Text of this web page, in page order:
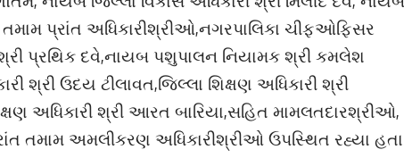
તમામ પ્રાંત અધિકારીશ્રીઓ,નગરપાલિકા ચીફઓફિસર
પ્રથિક દવે,નાયબ પશુપાલન નિયામક શ્રી કમલેશ
શ્રી ઉદય ટીલાવત,જિલ્લા શિક્ષણ અધિકારી શ્રી
અધિકારી શ્રી આરત બારિયા,સહિત મામલતદારશ્રીઓ,
તમામ અમલીકરણ અધિકારીશ્રીઓ ઉપસ્થિત રહ્યા હતા.